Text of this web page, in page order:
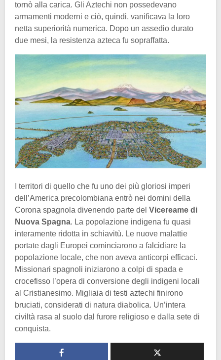
tornò alla carica. Gli Aztechi non possedevano
armamenti moderni e ciò, quindi, vanificava la loro
netta superiorità numerica. Dopo un assedio durato
due mesi, la resistenza azteca fu sopraffatta.
I territori di quello che fu uno dei più gloriosi imperi
dell’America precolombiana entrò nei domini della
Corona spagnola divenendo parte del Vicereame di
Nuova Spagna. La popolazione indigena fu quasi
interamente ridotta in schiavitù. Le nuove malattie
portate dagli Europei cominciarono a falcidiare la
popolazione locale, che non aveva anticorpi efficaci.
Missionari spagnoli iniziarono a colpi di spada e
crocefisso l’opera di conversione degli indigeni locali
al Cristianesimo. Migliaia di testi aztechi finirono
bruciati, considerati di natura diabolica. Un’intera
civiltà rasa al suolo dal furore religioso e dalla sete di
conquista.